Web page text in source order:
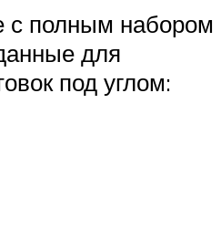
с полным набором
для
под углом: